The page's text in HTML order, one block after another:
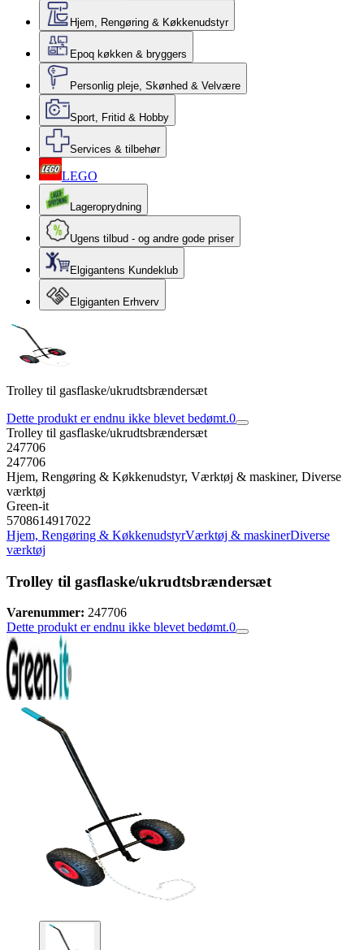
Hjem, Rengøring & Køkkenudstyr
Epoq køkken & bryggers
Personlig pleje, Skønhed & Velvære
Sport, Fritid & Hobby
Services & tilbehør
LEGO
Lageroprydning
Ugens tilbud - og andre gode priser
Elgigantens Kundeklub
Elgiganten Erhverv
Trolley til gasflaske/ukrudtsbrændersæt
Dette produkt er endnu ikke blevet bedømt.0
Trolley til gasflaske/ukrudtsbrændersæt
247706
247706
Hjem, Rengøring & Køkkenudstyr, Værktøj & maskiner, Diverse
værktøj
Green-it
5708614917022
Hjem, Rengøring & KøkkenudstyrVærktøj & maskinerDiverse
værktøj
Trolley til gasflaske/ukrudtsbrændersæt
Varenummer: 247706
Dette produkt er endnu ikke blevet bedømt.0